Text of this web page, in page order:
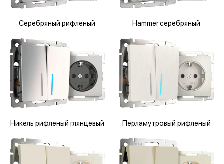
Серебряный рифленый Hammer серебряный
Никель рифленый глянцевый Перламутровый рифленый